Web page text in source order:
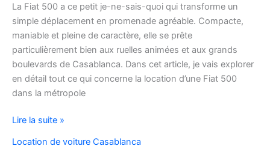
La Fiat 500 a ce petit je-ne-sais-quoi qui transforme un
simple déplacement en promenade agréable. Compacte,
maniable et pleine de caractère, elle se prête
particulièrement bien aux ruelles animées et aux grands
boulevards de Casablanca. Dans cet article, je vais explorer
en détail tout ce qui concerne la location d’une Fiat 500
dans la métropole
Voyager
Casablanca
Lire la suite »
Location de voiture Casablanca